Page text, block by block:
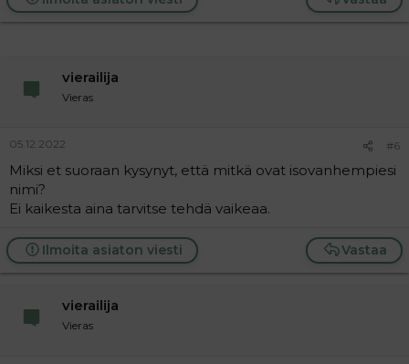
vierailija
Vieras
05.12.2022 #6
Miksi et suoraan kysynyt, että mitkä ovat isovanhempiesi
nimi?
Ei kaikesta aina tarvitse tehdä vaikeaa.
Vastaa
Ilmoita asiaton viesti
vierailija
Vieras